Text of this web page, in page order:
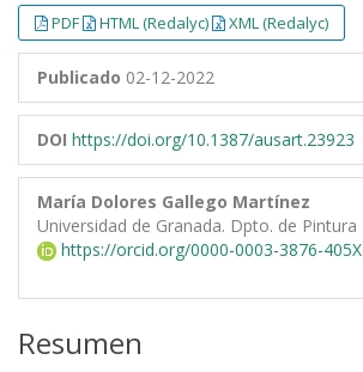
PDF HTML (Redalyc) XML (Redalyc)
Publicado 02-12-2022
DOI https://doi.org/10.1387/ausart.23923
María Dolores Gallego Martínez
Universidad de Granada. Dpto. de Pintura
https://orcid.org/0000-0003-3876-405X
Resumen